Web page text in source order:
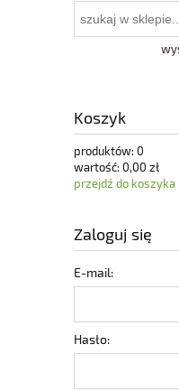
Koszyk
produktów: 0
wartość: 0,00 zł
przejdź do koszyka
Zaloguj się
E-mail:
Hasło: